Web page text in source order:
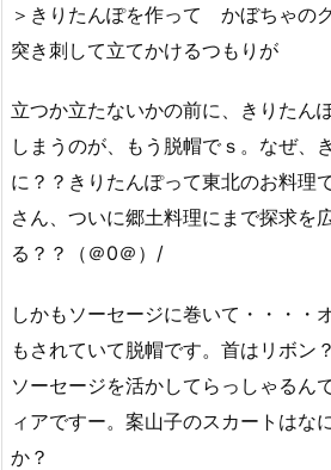
＞きりたんぽを作って かぼちゃの
突き刺して立てかけるつもりが
立つか立たないかの前に、きりたん
しまうのが、もう脱帽でｓ。なぜ、
に？？きりたんぽって東北のお料理
さん、ついに郷土料理にまで探求を
る？？（＠0＠）/
しかもソーセージに巻いて・・・・
もされていて脱帽です。首はリボン
ソーセージを活かしてらっしゃるん
ィアですー。案山子のスカートはな
か？